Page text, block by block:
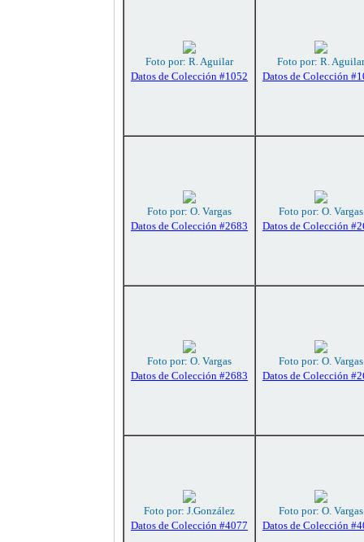
Foto por: R. Aguilar
Datos de Colección #1052
Foto por: R. Aguilar
Datos de Colección
Foto por: O. Vargas
Datos de Colección #2683
Foto por: O. Vargas
Datos de Colección
Foto por: O. Vargas
Datos de Colección #2683
Foto por: O. Vargas
Datos de Colección
Foto por: J.González
Datos de Colección #4077
Foto por: O. Vargas
Datos de Colección